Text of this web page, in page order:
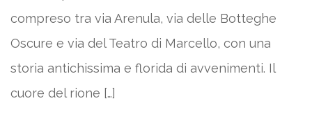
compreso tra via Arenula, via delle Botteghe
Oscure e via del Teatro di Marcello, con una
storia antichissima e florida di avvenimenti. Il
cuore del rione […]